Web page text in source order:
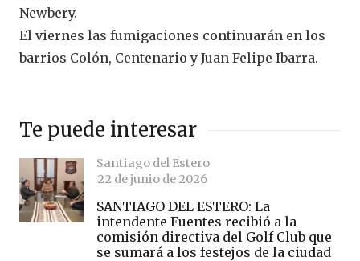
Newbery.
El viernes las fumigaciones continuarán en los
barrios Colón, Centenario y Juan Felipe Ibarra.
Te puede interesar
Santiago del Estero
22 de junio de 2026
SANTIAGO DEL ESTERO: La
intendente Fuentes recibió a la
comisión directiva del Golf Club que
se sumará a los festejos de la ciudad